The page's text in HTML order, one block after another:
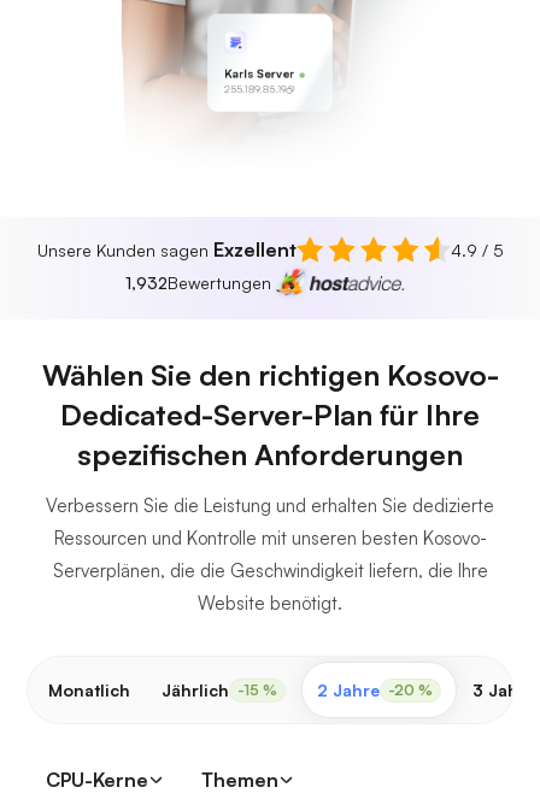
Karls Server
255.189.85.19
Unsere Kunden sagen Exzellent
4.9 / 5
1,932Bewertungen
Wählen Sie den richtigen Kosovo-
Dedicated-Server-Plan für Ihre
spezifischen Anforderungen
Verbessern Sie die Leistung und erhalten Sie dedizierte
Ressourcen und Kontrolle mit unseren besten Kosovo-
Serverplänen, die die Geschwindigkeit liefern, die Ihre
Website benötigt.
Monatlich Jährlich -15 % 2 Jahre -20 % 3 Jahre
CPU-Kerne
Themen